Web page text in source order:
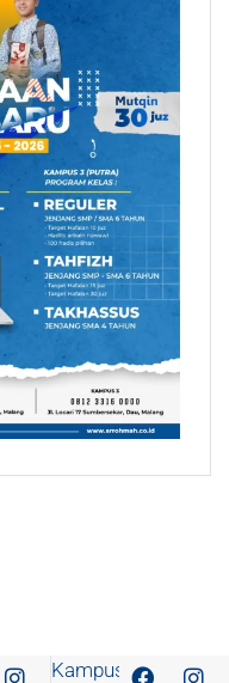
Kampus